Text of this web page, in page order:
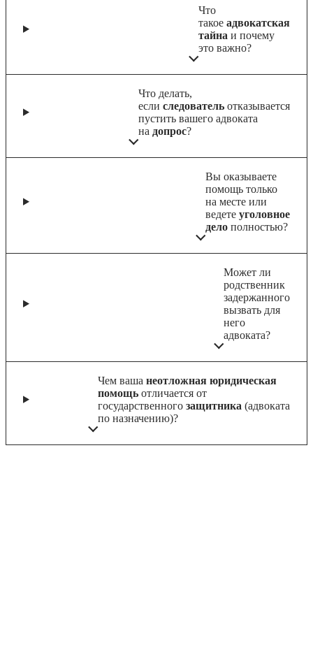
Что
такое адвокатская
тайна и почему
это важно?
Что делать,
если следователь отказывается
пустить вашего адвоката
на допрос?
Вы оказываете
помощь только
на месте или
ведете уголовное
дело полностью?
Может ли
родственник
задержанного
вызвать для
него
адвоката?
Чем ваша неотложная юридическая
помощь отличается от
государственного защитника (адвоката
по назначению)?